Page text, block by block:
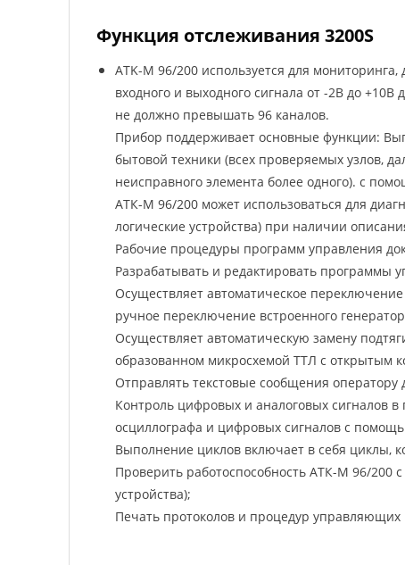
Функция отслеживания 3200S
ATK-M 96/200 используется для
входного и выходного сигнала от -2В до
не должно превышать 96 каналов.
Прибор поддерживает основные функции:
бытовой техники (всех проверяемых узлов,
неисправного элемента более одного). с
АТК-М 96/200 может использоваться для
логические устройства) при наличии
Рабочие процедуры программ управления
Разрабатывать и редактировать программы
Осуществляет автоматическое
ручное переключение встроенного
Осуществляет автоматическую замену
образованном микросхемой ТТЛ с открытым
Отправлять текстовые сообщения
Контроль цифровых и аналоговых сигналов
осциллографа и цифровых сигналов с
Выполнение циклов включает в себя циклы,
Проверить работоспособность АТК-М 96/200
устройства);
Печать протоколов и процедур управляющих